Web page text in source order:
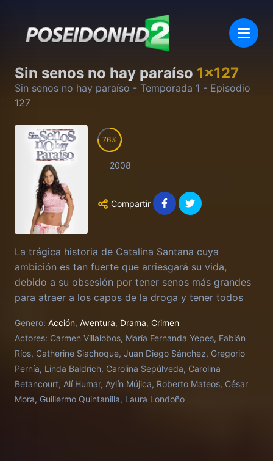
Sin senos no hay paraíso 1x127
Sin senos no hay paraíso - Temporada 1 - Episodio
127
76
2008
Compartir
La trágica historia de Catalina Santana cuya
ambición es tan fuerte que arriesgará su vida,
debido a su obsesión por tener senos más grandes
para atraer a los capos de la droga y tener todos
Genero: Acción, Aventura, Drama, Crimen
Actores: Carmen Villalobos, María Fernanda Yepes, Fabián
Ríos, Catherine Siachoque, Juan Diego Sánchez, Gregorio
Pernía, Linda Baldrich, Carolina Sepúlveda, Carolina
Betancourt, Alí Humar, Aylín Mújica, Roberto Mateos, César
Mora, Guillermo Quintanilla, Laura Londoño